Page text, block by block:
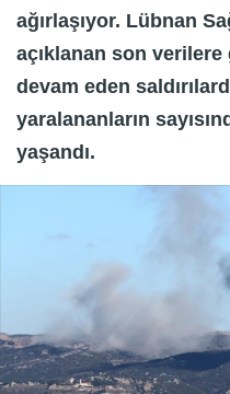
ağırlaşıyor. Lübnan
açıklanan son
devam eden
yaralananların
yaşandı.